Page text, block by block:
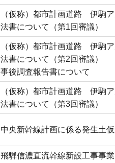
（仮称）都市計画道路 伊駒
法書について（第1回審議）
（仮称）都市計画道路 伊駒
法書について（第2回審議）
事後調査報告書について
（仮称）都市計画道路 伊駒
法書について（第3回審議）
中央新幹線計画に係る発生土
飛騨信濃直流幹線新設工事事